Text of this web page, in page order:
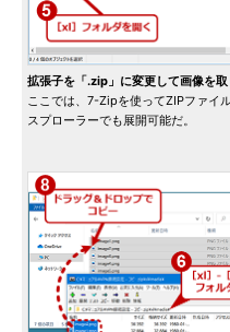
拡張子を「.zip」に変更して画像を取
ここでは、7-Zipを使ってZIPファイ
スプローラーでも展開可能だ。